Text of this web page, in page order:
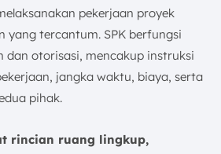
pekerjaan proyek
yang tercantum. SPK berfungsi
dan otorisasi, mencakup instruksi
jangka waktu, biaya, serta
pihak.
rincian ruang lingkup,